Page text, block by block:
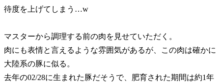
待度を上げてしまう…w
マスターから調理する前の肉を見せていただく。
肉にも表情と言えるような雰囲気があるが、この肉は確かに
大陸系の豚に似る。
去年の02/28に生まれた豚だそうで、肥育された期間は約1年